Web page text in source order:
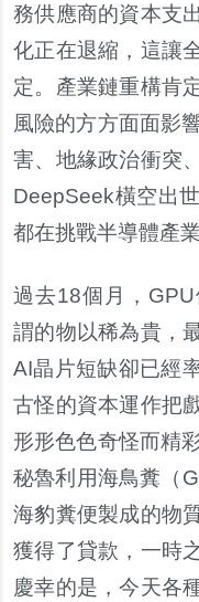
務供應商的資本支
化正在退縮，這讓
定。產業鏈重構肯
風險的方方面面影
害、地緣政治衝突
DeepSeek橫空出
都在挑戰半導體產
過去18個月，
謂的物以稀為貴，
AI晶片短缺卻已經
古怪的資本運作把
形形色色奇怪而精
秘魯利用海鳥糞（
海豹糞便製成的物
獲得了貸款，一時
慶幸的是，今天各